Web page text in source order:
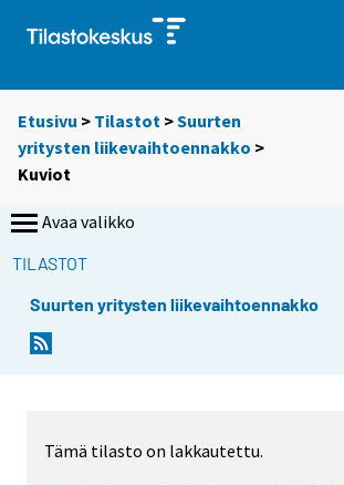
Etusivu > Tilastot >Suurten
yritysten liikevaihtoennakko >
Kuviot
Avaa valikko
TILASTOT
Suurten yritysten liikevaihtoennakko
Tämä tilasto on lakkautettu.